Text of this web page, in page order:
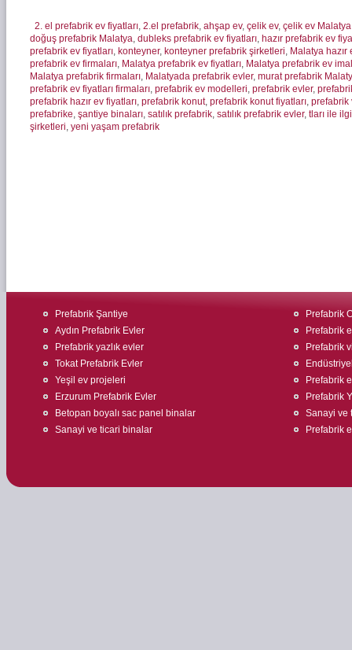
2. el prefabrik ev fiyatları, 2.el prefabrik, ahşap ev, çelik ev, çelik ev Malatya
doğuş prefabrik Malatya, dubleks prefabrik ev fiyatları, hazır prefabrik ev
prefabrik ev fiyatları, konteyner, konteyner prefabrik şirketleri, Malatya hazır
prefabrik ev firmaları, Malatya prefabrik ev fiyatları, Malatya prefabrik ev
Malatya prefabrik firmaları, Malatyada prefabrik evler, murat prefabrik
prefabrik ev fiyatları firmaları, prefabrik ev modelleri, prefabrik evler,
prefabrik hazır ev fiyatları, prefabrik konut, prefabrik konut fiyatları, prefabrik
prefabrike, şantiye binaları, satılık prefabrik, satılık prefabrik evler, tları ile
şirketleri, yeni yaşam prefabrik
Prefabrik Şantiye
Aydın Prefabrik Evler
Prefabrik yazlık evler
Tokat Prefabrik Evler
Yeşil ev projeleri
Erzurum Prefabrik Evler
Betopan boyalı sac panel binalar
Sanayi ve ticari binalar
Prefabrik
Prefabrik
Prefabrik
Prefabrik
Prefabrik
Sanayi ve
Prefabrik